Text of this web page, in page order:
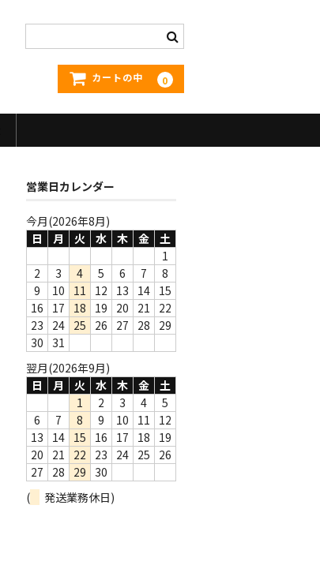
カートの中 0
営業日カレンダー
今月(2026年8月)
日
月 火 水 木 金
土
1
2
3 4 5 6 7
8
9
10 11 12 13 14 15
16
17 18 19 20 21
22
23
24 25 26 27 28
29
30
31
翌月(2026年9月)
日
月 火 水 木 金
土
1
2 3 4
5
6
7 8 9 10 11
12
13
14 15 16 17 18
19
20
21 22 23 24 25
26
27
28 29
30
(
発送業務休日)